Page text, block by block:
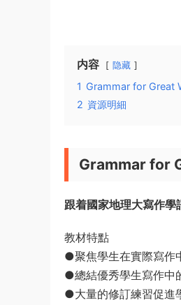
内容 隐藏
1 Grammar for Great
2 資源明細
Grammar for
跟着國家地理大寫作
教材特點
●聚焦學生在實際寫作
●總結優秀學生寫作中
●大量的修訂練習促進